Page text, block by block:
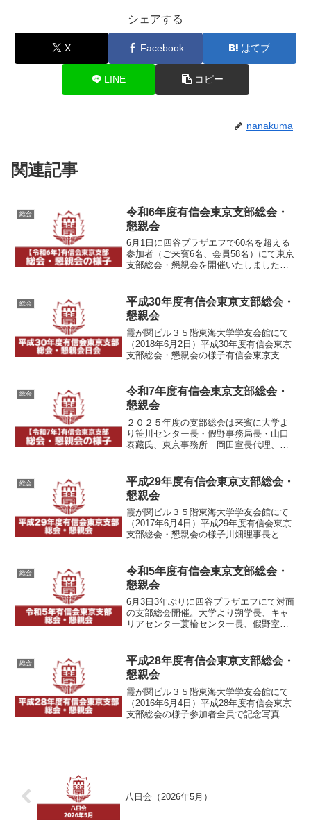
シェアする
X Facebook はてブ
LINE コピー
nanakuma
関連記事
総会
令和6年度有信会東京支部総会・
懇親会
6月1日に四谷プラザエフで60名を超える
参加者（ご来賓6名、会員58名）にて東京
支部総会・懇親会を開催いたしました。
となり、約30分で終了しました。ご来賓
の紹介後、山下...
総会
平成30年度有信会東京支部総会・
懇親会
霞が関ビル３５階東海大学学友会館にて
（2018年6月2日）平成30年度有信会東京
支部総会・懇親会の様子有信会東京支部
総会
令和7年度有信会東京支部総会・
懇親会
２０２５年度の支部総会は来賓に大学よ
り笹川センター長・假野事務局長・山口
泰藏氏、東京事務所 岡田室長代理、有
て盛大に開催されました。令和7年度 有
信会東京支部総会・懇親...
総会
平成29年度有信会東京支部総会・
懇親会
霞が関ビル３５階東海大学学友会館にて
（2017年6月4日）平成29年度有信会東京
支部総会・懇親会の様子川畑理事長と記
総会
令和5年度有信会東京支部総会・
懇親会
6月3日3年ぶりに四谷プラザエフにて対面
の支部総会開催。大学より朔学長、キャ
リアセンター蓑輪センター長、假野室長
村理事長、山口事務局長をお迎えし盛大
に開催。第一部定例総...
総会
平成28年度有信会東京支部総会・
懇親会
霞が関ビル３５階東海大学学友会館にて
（2016年6月4日）平成28年度有信会東京
支部総会の様子参加者全員で記念写真
八日会（2026年5月）